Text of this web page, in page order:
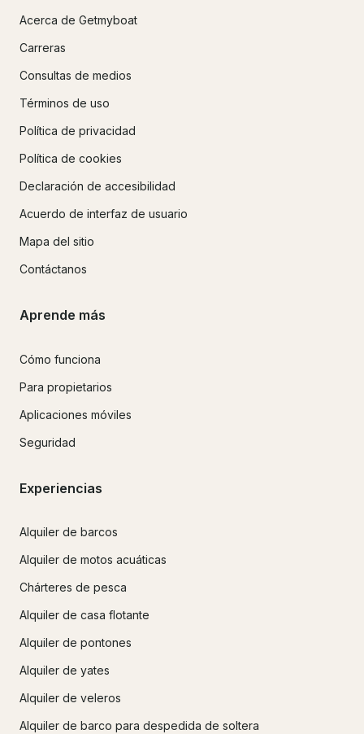
Acerca de Getmyboat
Carreras
Consultas de medios
Términos de uso
Política de privacidad
Política de cookies
Declaración de accesibilidad
Acuerdo de interfaz de usuario
Mapa del sitio
Contáctanos
Aprende más
Cómo funciona
Para propietarios
Aplicaciones móviles
Seguridad
Experiencias
Alquiler de barcos
Alquiler de motos acuáticas
Chárteres de pesca
Alquiler de casa flotante
Alquiler de pontones
Alquiler de yates
Alquiler de veleros
Alquiler de barco para despedida de soltera